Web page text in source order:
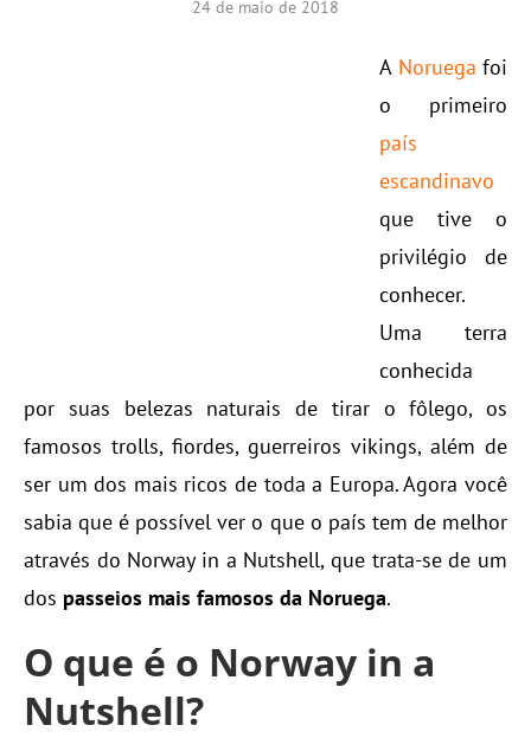
24 de maio de 2018
A Noruega foi
o primeiro
país
escandinavo
que tive o
privilégio de
conhecer.
Uma terra
conhecida
por suas belezas naturais de tirar o fôlego, os
famosos trolls, fiordes, guerreiros vikings, além de
ser um dos mais ricos de toda a Europa. Agora você
sabia que é possível ver o que o país tem de melhor
através do Norway in a Nutshell, que trata-se de um
dos passeios mais famosos da Noruega.
O que é o Norway in a
Nutshell?